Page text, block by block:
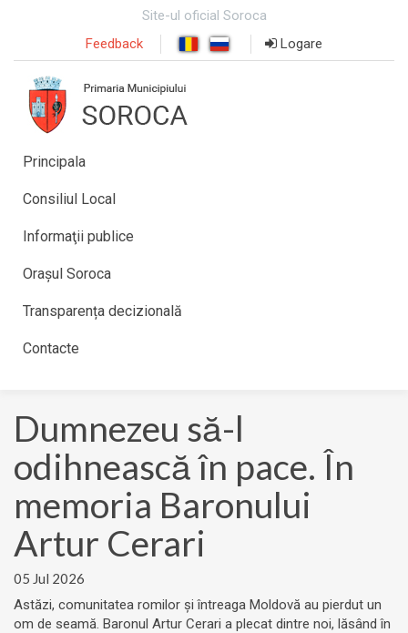
Site-ul oficial Soroca
Feedback
Logare
Principala
Consiliul Local
Informaţii publice
Orașul Soroca
Transparența decizională
Contacte
Dumnezeu să-l
odihnească în pace. În
memoria Baronului
Artur Cerari
05 Jul 2026
Astăzi, comunitatea romilor și întreaga Moldovă au pierdut un
om de seamă. Baronul Artur Cerari a plecat dintre noi, lăsând în